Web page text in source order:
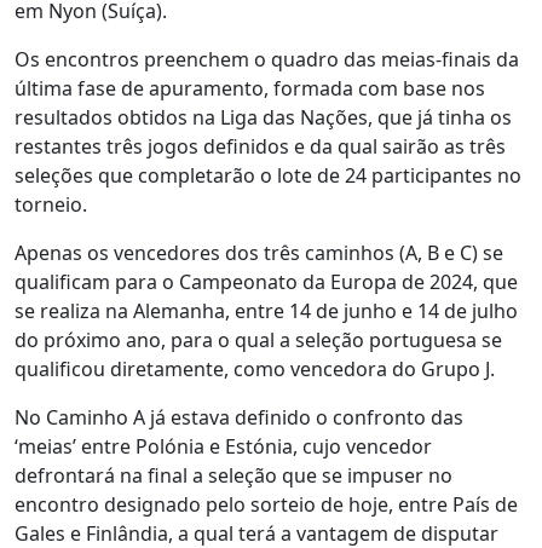
em Nyon (Suíça).
Os encontros preenchem o quadro das meias-finais da
última fase de apuramento, formada com base nos
resultados obtidos na Liga das Nações, que já tinha os
restantes três jogos definidos e da qual sairão as três
seleções que completarão o lote de 24 participantes no
torneio.
Apenas os vencedores dos três caminhos (A, B e C) se
qualificam para o Campeonato da Europa de 2024, que
se realiza na Alemanha, entre 14 de junho e 14 de julho
do próximo ano, para o qual a seleção portuguesa se
qualificou diretamente, como vencedora do Grupo J.
No Caminho A já estava definido o confronto das
‘meias’ entre Polónia e Estónia, cujo vencedor
defrontará na final a seleção que se impuser no
encontro designado pelo sorteio de hoje, entre País de
Gales e Finlândia, a qual terá a vantagem de disputar